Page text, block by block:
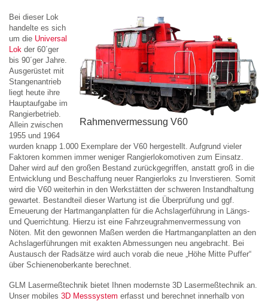
Rahmenvermessung V60
Bei dieser Lok
handelte es sich
um die Universal
Lok der 60´ger
bis 90´ger Jahre.
Ausgerüstet mit
Stangenantrieb
liegt heute ihre
Hauptaufgabe im
Rangierbetrieb.
Allein zwischen
1955 und 1964
wurden knapp 1.000 Exemplare der V60 hergestellt. Aufgrund vieler
Faktoren kommen immer weniger Rangierlokomotiven zum Einsatz.
Daher wird auf den großen Bestand zurückgegriffen, anstatt groß in die
Entwicklung und Beschaffung neuer Rangierloks zu Inverstieren. Somit
wird die V60 weiterhin in den Werkstätten der schweren Instandhaltung
gewartet. Bestandteil dieser Wartung ist die Überprüfung und ggf.
Erneuerung der Hartmanganplatten für die Achslagerführung in Längs-
und Querrichtung. Hierzu ist eine Fahrzeugrahmenvermessung von
Nöten. Mit den gewonnen Maßen werden die Hartmanganplatten an den
Achslagerführungen mit exakten Abmessungen neu angebracht. Bei
Austausch der Radsätze wird auch vorab die neue „Höhe Mitte Puffer“
über Schienenoberkante berechnet.
GLM Lasermeßtechnik bietet Ihnen modernste 3D Lasermeßtechnik an.
Unser mobiles 3D Messsystem erfasst und berechnet innerhalb von